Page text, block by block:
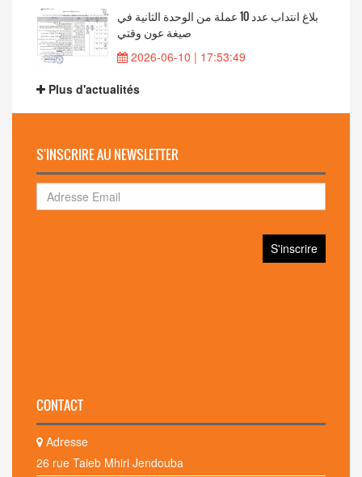
بلاغ انتداب عدد 10 عملة من الوحدة الثانية في
صيغة عون وقتي
2026-06-10 | 17:53:49
Plus d'actualités
S'INSCRIRE AU NEWSLETTER
CONTACT
Adresse
26 rue Taieb Mhiri Jendouba